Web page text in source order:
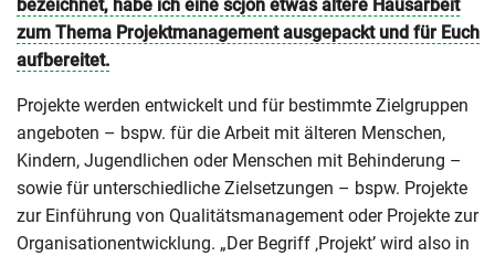
bezeichnet, habe ich eine scjon etwas ältere Hausarbeit
zum Thema Projektmanagement ausgepackt und für Euch
aufbereitet.
Projekte werden entwickelt und für bestimmte Zielgruppen
angeboten – bspw. für die Arbeit mit älteren Menschen,
Kindern, Jugendlichen oder Menschen mit Behinderung –
sowie für unterschiedliche Zielsetzungen – bspw. Projekte
zur Einführung von Qualitätsmanagement oder Projekte zur
Organisationentwicklung. „Der Begriff ‚Projekt’ wird also in